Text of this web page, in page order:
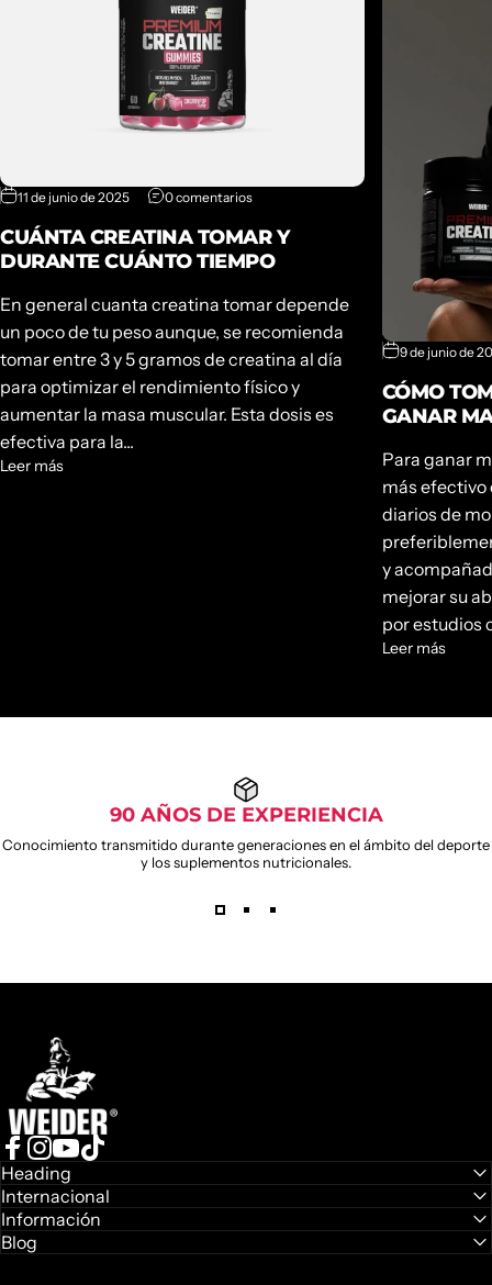
11 de junio de 2025 0 comentarios
CUÁNTA CREATINA TOMAR Y
DURANTE CUÁNTO TIEMPO
En general cuanta creatina tomar depende
un poco de tu peso aunque, se recomienda
tomar entre 3 y 5 gramos de creatina al día
para optimizar el rendimiento físico y
aumentar la masa muscular. Esta dosis es
efectiva para la...
Leer más
9 de junio de
CÓMO
GANAR
Para ganar
más efectivo
diarios de
y
mejorar su
por estudios
Leer más
90 AÑOS DE EXPERIENCIA
Conocimiento transmitido durante generaciones en el ámbito del deporte
y los suplementos nutricionales.
Weider
Facebook
Instagram
YouTube
Heading
Internacional
Información
Blog